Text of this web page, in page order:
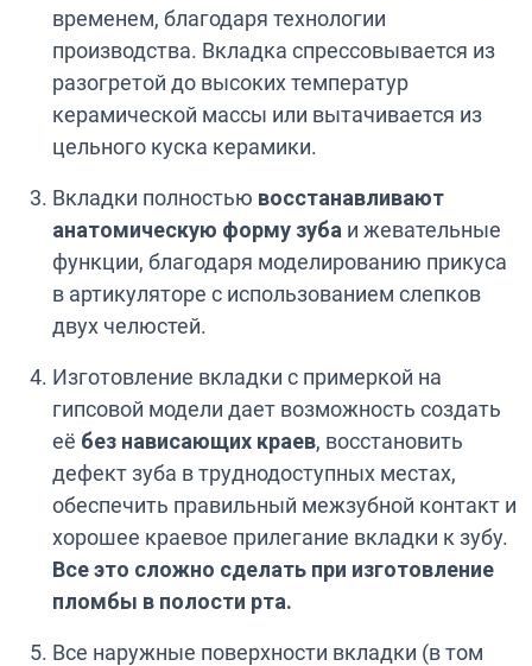
временем, благодаря технологии
производства. Вкладка спрессовывается из
разогретой до высоких температур
керамической массы или вытачивается из
цельного куска керамики.
Вкладки полностью восстанавливают
анатомическую форму зуба и жевательные
функции, благодаря моделированию прикуса
в артикуляторе с использованием слепков
двух челюстей.
Изготовление вкладки с примеркой на
гипсовой модели дает возможность создать
её без нависающих краев, восстановить
дефект зуба в труднодоступных местах,
обеспечить правильный межзубной контакт и
хорошее краевое прилегание вкладки к зубу.
Все это сложно сделать при изготовление
пломбы в полости рта.
Все наружные поверхности вкладки (в том